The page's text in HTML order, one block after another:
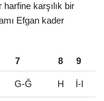
karşılık bir
Efgan kader
7 8 9
G-Ğ H İ-I